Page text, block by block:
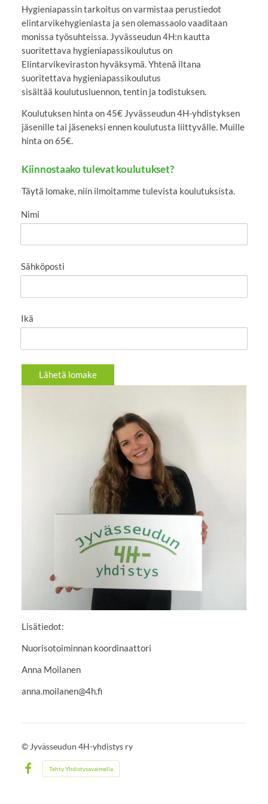
Lisätiedot:
Nuorisotoiminnan koordinaattori
Anna Moilanen
anna.moilanen@4h.fi
Hygieniapassin tarkoitus on varmistaa perustiedot
elintarvikehygieniasta ja sen olemassaolo vaaditaan
monissa työsuhteissa. Jyvässeudun 4H:n kautta
suoritettava hygieniapassikoulutus on
Elintarvikeviraston hyväksymä. Yhtenä iltana
suoritettava hygieniapassikoulutus
sisältää koulutusluennon, tentin ja todistuksen.
Koulutuksen hinta on 45€ Jyvässeudun 4H-yhdistyksen
jäsenille tai jäseneksi ennen koulutusta liittyvälle. Muille
hinta on 65€.
Kiinnostaako tulevat koulutukset?
Täytä lomake, niin ilmoitamme tulevista koulutuksista.
Nimi
Sähköposti
Ikä
Lähetä lomake
© Jyvässeudun 4H-yhdistys ry
Facebook
Tehty Yhdistysavaimella